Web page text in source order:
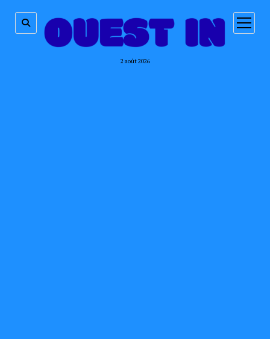
2 août 2026
ouvrir
menu